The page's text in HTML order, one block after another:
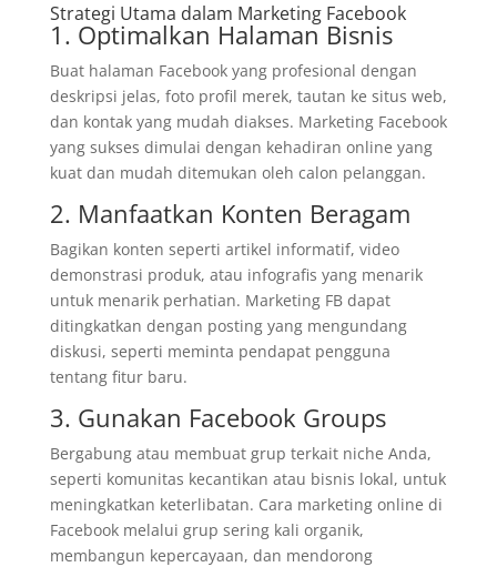
Strategi Utama dalam Marketing Facebook
1. Optimalkan Halaman Bisnis
Buat halaman Facebook yang profesional dengan
deskripsi jelas, foto profil merek, tautan ke situs web,
dan kontak yang mudah diakses. Marketing Facebook
yang sukses dimulai dengan kehadiran online yang
kuat dan mudah ditemukan oleh calon pelanggan.
2. Manfaatkan Konten Beragam
Bagikan konten seperti artikel informatif, video
demonstrasi produk, atau infografis yang menarik
untuk menarik perhatian. Marketing FB dapat
ditingkatkan dengan posting yang mengundang
diskusi, seperti meminta pendapat pengguna
tentang fitur baru.
3. Gunakan Facebook Groups
Bergabung atau membuat grup terkait niche Anda,
seperti komunitas kecantikan atau bisnis lokal, untuk
meningkatkan keterlibatan. Cara marketing online di
Facebook melalui grup sering kali organik,
membangun kepercayaan, dan mendorong